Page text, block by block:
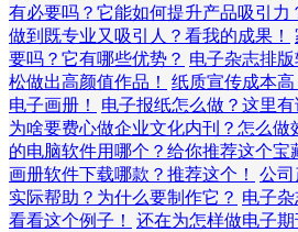
有必要吗？它能如何提升产品吸引力
做到既专业又吸引人？看我的成果！
要吗？它有哪些优势？ 电子杂志排
松做出高颜值作品！
纸质宣传成本
电子画册！
电子报纸怎么做？这里
为啥要费心做企业文化内刊？怎么做
的电脑软件用哪个？给你推荐这个宝
画册软件下载哪款？推荐这个！
公
实际帮助？为什么要制作它？ 电子
看看这个例子！
还在为怎样做电子